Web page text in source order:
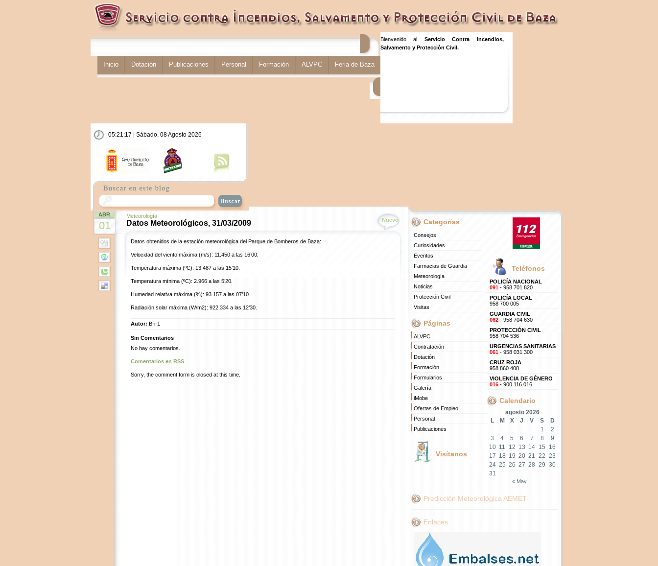
Inicio Dotación Publicaciones Personal Formación ALVPC Feria de Baza
Bienvenido al Servicio Contra Incendios,
Salvamento y Protección Civil.
05:21:18 | Sábado, 08 Agosto 2026
ABR
01
Meteorología
Datos Meteorológicos, 31/03/2009 Nuevo
Datos obtenidos de la estación meteorológica del Parque de Bomberos de Baza:
Velocidad del viento máxima (m/s): 11.450 a las 16’00.
Temperatura máxima (ºC): 13.487 a las 15’10.
Temperatura mínima (ºC): 2.966 a las 5’20.
Humedad relativa máxima (%): 93.157 a las 07’10.
Radiación solar máxima (W/m2): 922.334 a las 12’30.
Autor: B-i-1
Sin Comentarios
No hay comentarios.
Comentarios en RSS
Sorry, the comment form is closed at this time.
Categorías
Consejos
Curiosidades
Eventos
Farmacias de Guardia
Meteorología
Noticias
Protección Civil
Visitas
Páginas
ALVPC
Contratación
Dotación
Formación
Formularios
Galería
iMobe
Ofertas de Empleo
Personal
Publicaciones
Visítanos
Teléfonos
POLICÍA NACIONAL
091- 958 701 820
POLICÍA LOCAL
958 700 005
GUARDIA CIVIL
062- 958 704 630
PROTECCIÓN CIVIL
958 704 536
URGENCIAS SANITARIAS
061- 958 031 300
CRUZ ROJA
958 860 408
VIOLENCIA DE GÉNERO
016- 900 116 016
Calendario
agosto 2026
L
M X J V S
D
1
2
3
4 5 6 7 8
9
10 11 12 13 14 15
16
17 18 19 20 21 22 23
24 25 26 27 28 29 30
31
« May
Predicción Meteorológica AEMET
Enlaces